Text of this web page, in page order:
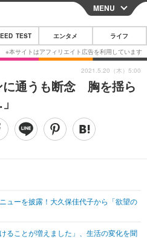
CLOSE
スマートフォン
その他
映画・ドラマ
その他
MENU
TEST エンタメ ライフ
に通うも断念 胸を揺ら
ューを披露！大久保佳代子から「欲望の
ることが増えました」、生活の変化を聞
2021.5.20（木）5:00